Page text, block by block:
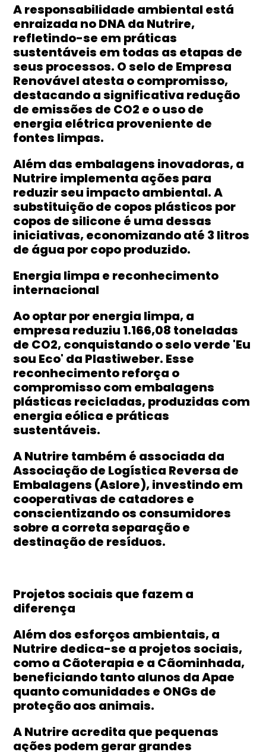
A responsabilidade ambiental está
enraizada no DNA da Nutrire,
refletindo-se em práticas
sustentáveis em todas as etapas de
seus processos. O selo de Empresa
Renovável atesta o compromisso,
destacando a significativa redução
de emissões de CO2 e o uso de
energia elétrica proveniente de
fontes limpas.
Além das embalagens inovadoras, a
Nutrire implementa ações para
reduzir seu impacto ambiental. A
substituição de copos plásticos por
copos de silicone é uma dessas
iniciativas, economizando até 3 litros
de água por copo produzido.
Energia limpa e reconhecimento
internacional
Ao optar por energia limpa, a
empresa reduziu 1.166,08 toneladas
de CO2, conquistando o selo verde 'Eu
sou Eco' da Plastiweber. Esse
reconhecimento reforça o
compromisso com embalagens
plásticas recicladas, produzidas com
energia eólica e práticas
sustentáveis.
A Nutrire também é associada da
Associação de Logística Reversa de
Embalagens (Aslore), investindo em
cooperativas de catadores e
conscientizando os consumidores
sobre a correta separação e
destinação de resíduos.
Projetos sociais que fazem a
diferença
Além dos esforços ambientais, a
Nutrire dedica-se a projetos sociais,
como a Cãoterapia e a Cãominhada,
beneficiando tanto alunos da Apae
quanto comunidades e ONGs de
proteção aos animais.
A Nutrire acredita que pequenas
ações podem gerar grandes